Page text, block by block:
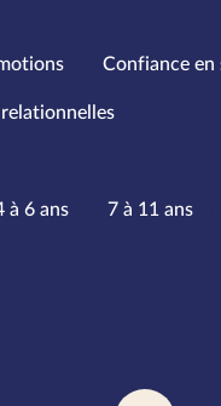
Confiance en
d’âge
à 6 ans 7 à 11 ans